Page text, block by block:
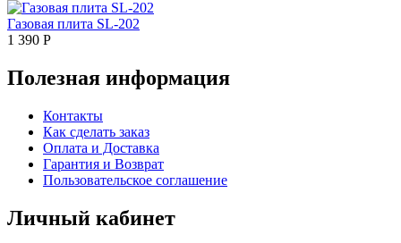
Газовая плита SL-202
1 390 Р
Полезная информация
Контакты
Как сделать заказ
Оплата и Доставка
Гарантия и Возврат
Пользовательское соглашение
Личный кабинет